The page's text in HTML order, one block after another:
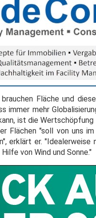
brauchen Fläche und
immer mehr
ist die Wertschöpfung
Flächen "soll von uns
erklärt er.
von Wind und Sonne."